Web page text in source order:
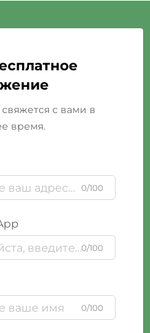
с вами в
время.
0/100
0/100
0/100